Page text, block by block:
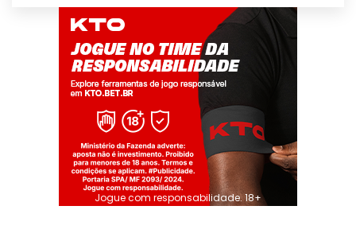
Jogue com responsabilidade. 18+